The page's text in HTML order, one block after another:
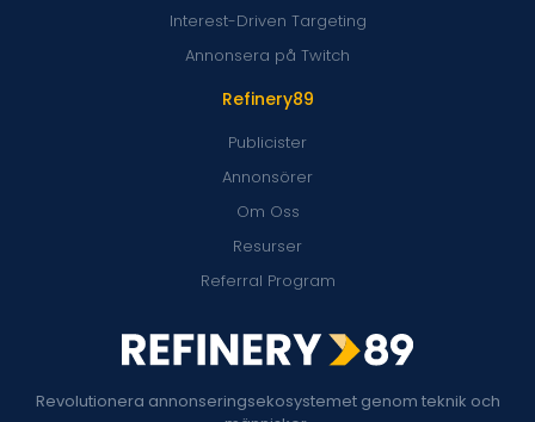
Revolutionera annonseringsekosystemet genom teknik och
Refinery89
Publicister
Annonsörer
Om Oss
Resurser
Referral Program
Interest-Driven Targeting
Annonsera på Twitch